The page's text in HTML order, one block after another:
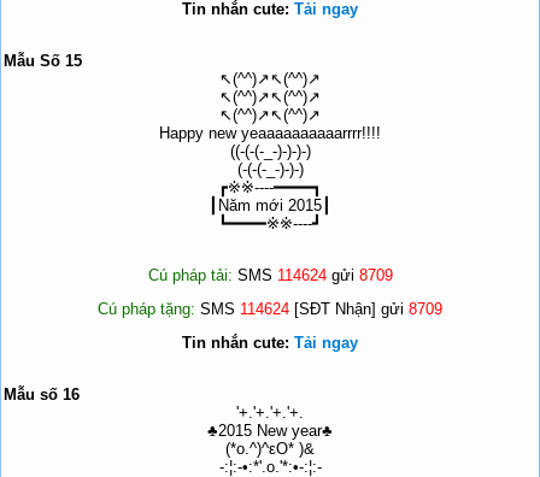
Tin nhắn cute: Tải ngay
Mẫu Số 15
↖(^^)↗↖(^^)↗
↖(^^)↗↖(^^)↗
↖(^^)↗↖(^^)↗
Happy new yeaaaaaaaaaarrrr!!!!
((-(-(-_-)-)-)-)
(-(-(-_-)-)-)
┏※※----━━━━┓
┃Năm mới 2015┃
┗━━━━※※----┛
Cú pháp tải: SMS 114624gửi 8709
Cú pháp tặng: SMS 114624 [SĐT Nhận] gửi 8709
Tin nhắn cute: Tải ngay
Mẫu số 16
'+.'+.'+.'+.
♣2015 New year♣
(*o.^)^εO* )&
-:¦:-•:*'.o.'*:•-:¦:-